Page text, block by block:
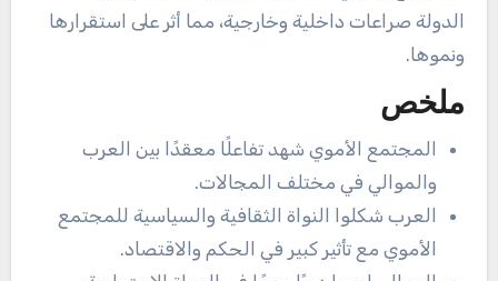
الدولة صراعات داخلية وخارجية، مما أثر على استقرارها
ونموها.
ملخص
المجتمع الأموي شهد تفاعلًا معقدًا بين العرب
والموالي في مختلف المجالات.
العرب شكلوا النواة الثقافية والسياسية للمجتمع
الأموي مع تأثير كبير في الحكم والاقتصاد.